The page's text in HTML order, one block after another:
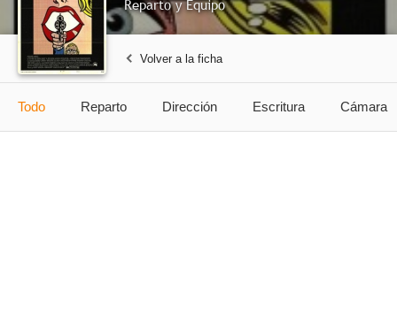
Reparto y Equipo
Volver a la ficha
Todo Reparto Dirección Escritura Cámara